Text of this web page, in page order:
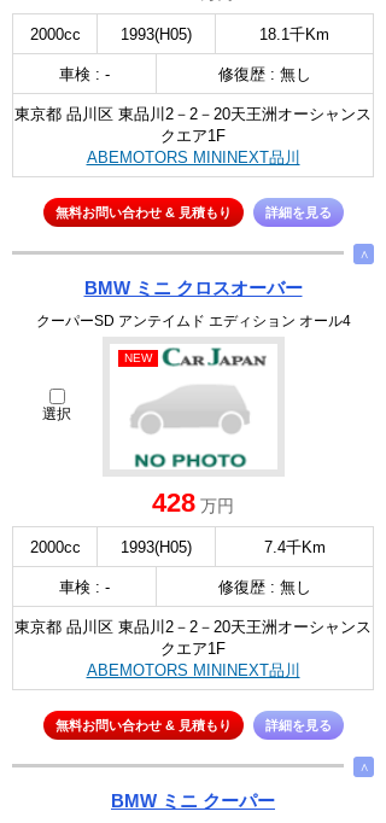
2000cc 1993(H05) 18.1千Km
車検 : - 修復歴 : 無し
東京都 品川区 東品川2－2－20天王洲オーシャンス
クエア1F
ABEMOTORS MININEXT品川
無料お問い合わせ & 見積もり 詳細を見る
∧
BMW ミニ クロスオーバー
クーパーSD アンテイムド エディション オール4
選択
NEW
428 万円
2000cc 1993(H05) 7.4千Km
車検 : - 修復歴 : 無し
東京都 品川区 東品川2－2－20天王洲オーシャンス
クエア1F
ABEMOTORS MININEXT品川
無料お問い合わせ & 見積もり 詳細を見る
∧
BMW ミニ クーパー